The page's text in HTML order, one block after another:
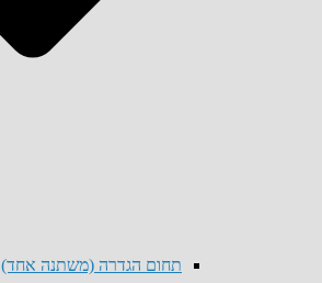
תחום הגדרה (משתנה אחד)